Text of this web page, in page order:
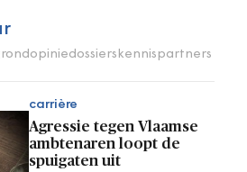
opiniedossiers kennispartners
carrière
Agressie tegen Vlaamse
ambtenaren loopt de
spuigaten uit